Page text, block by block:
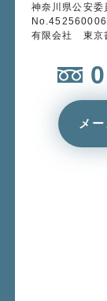
神奈川県公安委
有限会社 東京
メ